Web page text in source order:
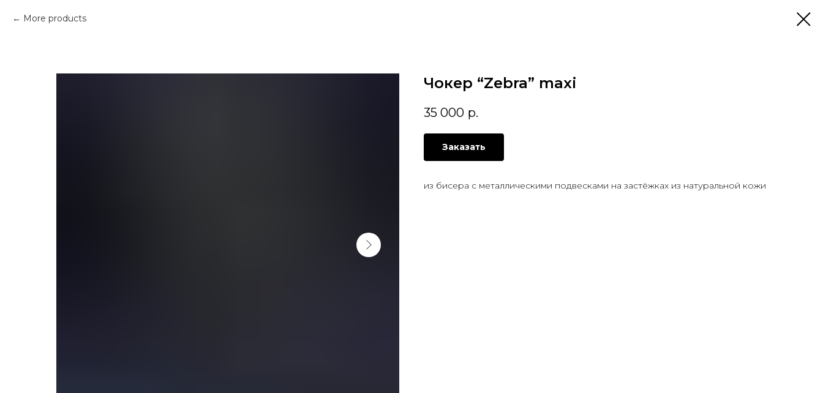
More products
Чокер “Zebra” maxi
35 000 р.
Заказать
из бисера с металлическими подвесками на застёжках из натуральной кожи